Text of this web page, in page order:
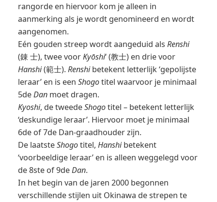
rangorde en hiervoor kom je alleen in
aanmerking als je wordt genomineerd en wordt
aangenomen.
Eén gouden streep wordt aangeduid als Renshi
(錬 士), twee voorKyōshi‘ (教士) en drie voor
Hanshi(範士). Renshibetekent letterlijk ‘gepolijste
leraar’ en is een Shogotitel waarvoor je minimaal
5deDanmoet dragen.
Kyoshi, de tweedeShogotitel – betekent letterlijk
‘deskundige leraar’. Hiervoor moet je minimaal
6de of 7de Dan-graadhouder zijn.
De laatsteShogotitel, Hanshibetekent
‘voorbeeldige leraar’ en is alleen weggelegd voor
de 8ste of 9deDan.
In het begin van de jaren 2000 begonnen
verschillende stijlen uit Okinawa de strepen te